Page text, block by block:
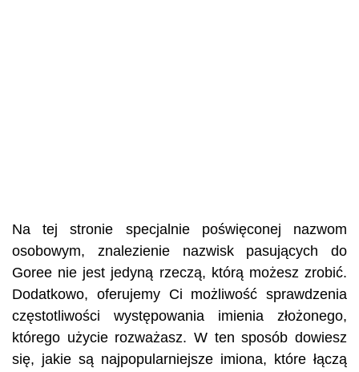
Na tej stronie specjalnie poświęconej nazwom
osobowym, znalezienie nazwisk pasujących do
Goree nie jest jedyną rzeczą, którą możesz zrobić.
Dodatkowo, oferujemy Ci możliwość sprawdzenia
częstotliwości występowania imienia złożonego,
którego użycie rozważasz. W ten sposób dowiesz
się, jakie są najpopularniejsze imiona, które łączą